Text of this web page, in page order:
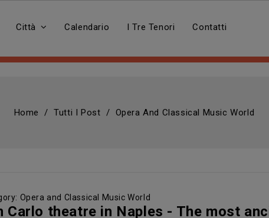
Città Calendario I Tre Tenori Contatti
Home Tutti I Post Opera And Classical Music World
Opera and Classical Music World
Carlo theatre in Naples - The most